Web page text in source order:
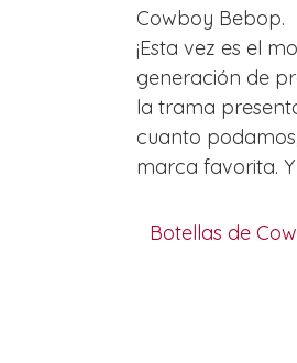
Cowboy Bebop.
¡Esta vez es el
generación de
la trama
cuanto
marca favorita.
Botellas de